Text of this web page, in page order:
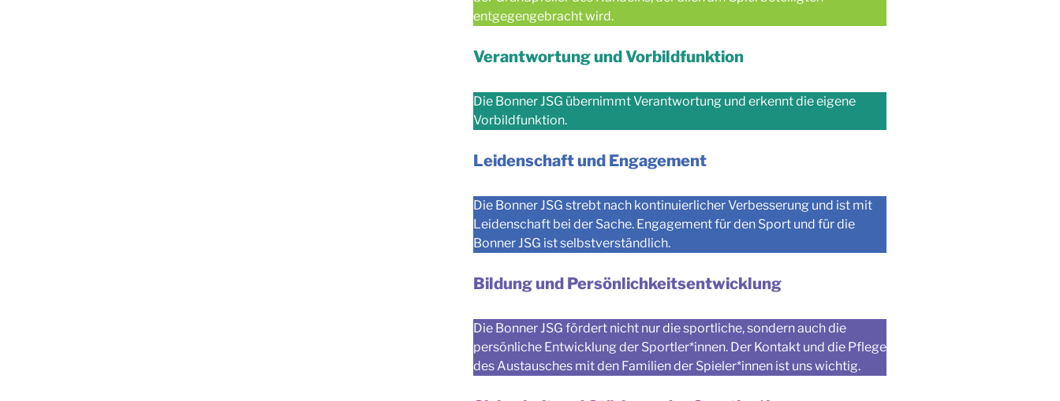
entgegengebracht wird.
Verantwortung und Vorbildfunktion
Die Bonner JSG übernimmt Verantwortung und erkennt die eigene
Vorbildfunktion.
Leidenschaft und Engagement
Die Bonner JSG strebt nach kontinuierlicher Verbesserung und ist mit
Leidenschaft bei der Sache. Engagement für den Sport und für die
Bonner JSG ist selbstverständlich.
Bildung und Persönlichkeitsentwicklung
Die Bonner JSG fördert nicht nur die sportliche, sondern auch die
persönliche Entwicklung der Sportler*innen. Der Kontakt und die Pflege
des Austausches mit den Familien der Spieler*innen ist uns wichtig.